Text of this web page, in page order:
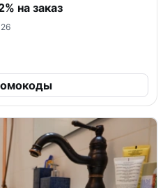
на заказ